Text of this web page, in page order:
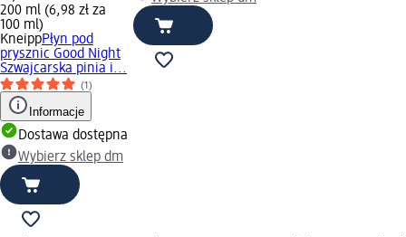
200 ml (6,98 zł za
100 ml)
KneippPłyn pod
prysznic Good Night
Szwajcarska pinia i...
(1)
Informacje
Dostawa dostępna
Wybierz sklep dm